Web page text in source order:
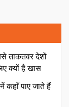
ताकतवर देशों
क्यों है खास
कहाँ पाए जाते हैं